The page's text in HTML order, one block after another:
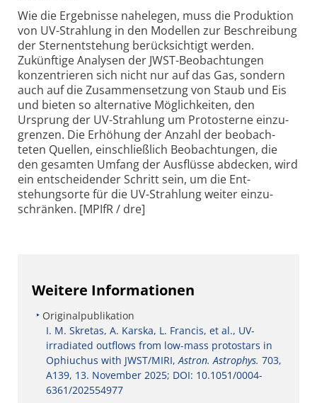
Wie die Ergebnisse nahelegen, muss die Produktion
von UV-Strahlung in den Modellen zur Beschreibung
der Stern­entstehung berücksichtigt werden.
Zukünftige Analysen der JWST-Beobach­tungen
konzen­trieren sich nicht nur auf das Gas, sondern
auch auf die Zusammen­setzung von Staub und Eis
und bieten so alter­native Möglichkeiten, den
Ursprung der UV-Strahlung um Proto­sterne einzu­
grenzen. Die Erhöhung der Anzahl der beobach­
teten Quellen, einschließlich Beobach­tungen, die
den gesamten Umfang der Ausflüsse abdecken, wird
ein entscheidender Schritt sein, um die Ent­
stehungs­orte für die UV-Strah­lung weiter einzu­
schränken. [MPIfR / dre]
Weitere Informationen
Originalpublikation
I. M. Skretas, A. Karska, L. Francis, et al., UV-
irradiated outflows from low-mass protostars in
Ophiuchus with JWST/MIRI,Astron. Astrophys. 703,
A139, 13. November 2025; DOI: 10.1051/0004-
6361/202554977